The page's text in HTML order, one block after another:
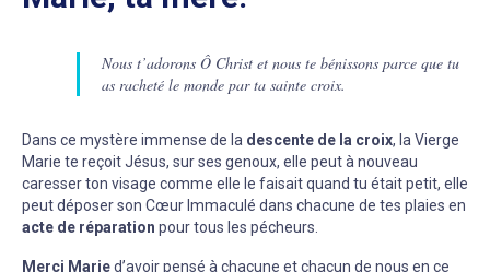
Nous t’adorons Ô Christ et nous te bénissons parce que tu
as racheté le monde par ta sainte croix.
Dans ce mystère immense de la descente de la croix, la Vierge
Marie te reçoit Jésus, sur ses genoux, elle peut à nouveau
caresser ton visage comme elle le faisait quand tu était petit, elle
peut déposer son Cœur Immaculé dans chacune de tes plaies en
acte de réparation pour tous les pécheurs.
Merci Maried’avoir pensé à chacune et chacun de nous en ce